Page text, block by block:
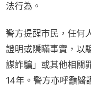
法行為。
警方提醒市民，任何
證明或隱瞞事實，以
謀詐騙」或其他相關
14年。警方亦呼籲醫